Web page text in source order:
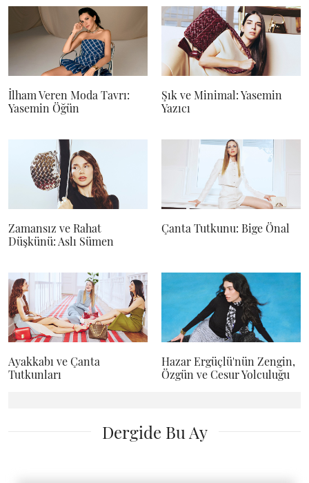
İlham Veren Moda Tavrı:
Yasemin Öğün
Şık ve Minimal: Yasemin
Yazıcı
Zamansız ve Rahat
Düşkünü: Aslı Sümen
Çanta Tutkunu: Bige Önal
Ayakkabı ve Çanta
Tutkunları
Hazar Ergüçlü'nün Zengin,
Özgün ve Cesur Yolculuğu
Dergide Bu Ay